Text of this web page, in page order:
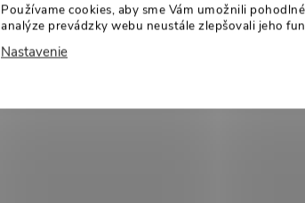
Používame cookies, aby sme Vám umožnili
analýze prevádzky webu neustále zlepšovali jeho
Nastavenie